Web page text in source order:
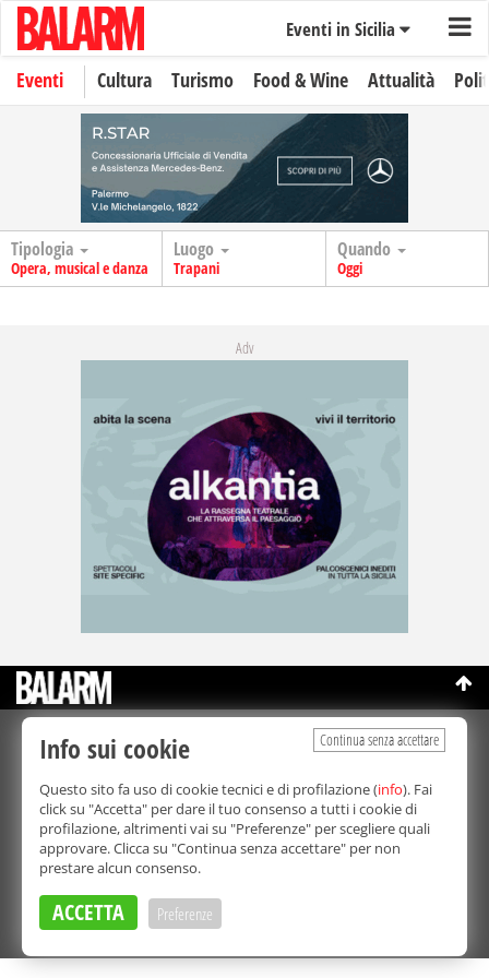
Eventi in Sicilia
Eventi Cultura Turismo Food & Wine Attualità
Tipologia
Opera, musical e danza
Luogo
Trapani
Quando
Oggi
Adv
©Copyright 2003-2026
Bmedia Srl
La riproduzione totale o parziale di tutti i contenuti, in qualunque
forma, su qualsiasi supporto è proibita.
Balarm.it è una testata giornalistica registrata. Autorizzazione del
Tribunale di Palermo n° 32 del 21/10/2003
Direttore responsabile:Fabio Ricotta
Privacy e Cookie Policy
Continua senza accettare
Info sui cookie
Questo sito fa uso di cookie tecnici e di profilazione (info). Fai
click su "Accetta" per dare il tuo consenso a tutti i cookie di
profilazione, altrimenti vai su "Preferenze" per scegliere quali
approvare. Clicca su "Continua senza accettare" per non
prestare alcun consenso.
ACCETTA Preferenze